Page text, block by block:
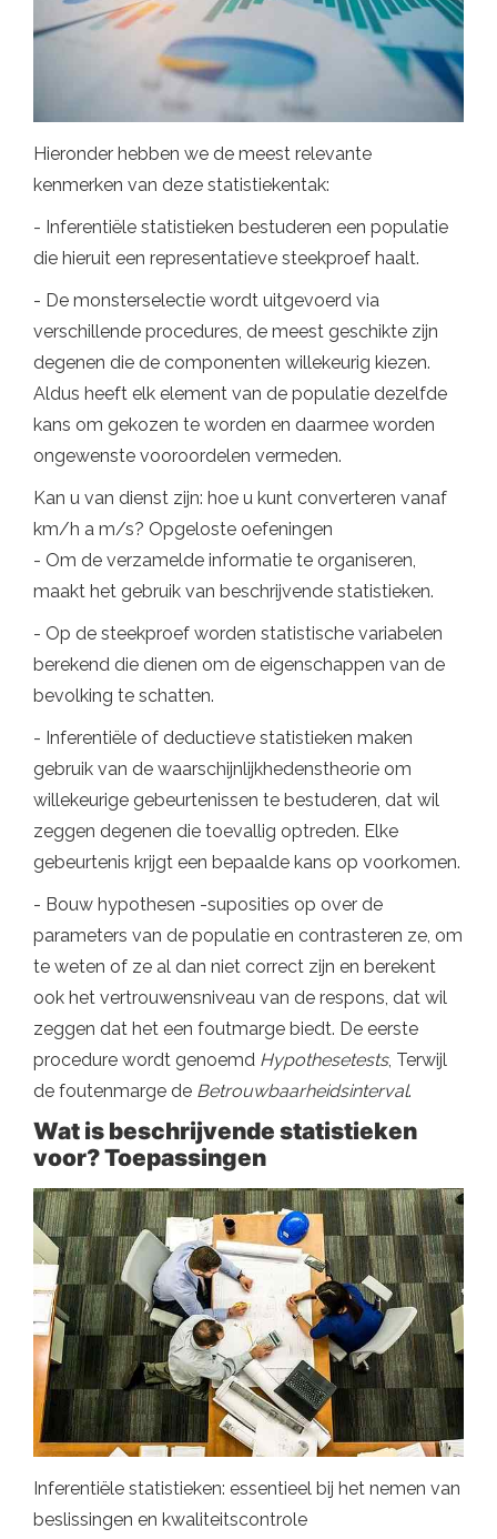
Hieronder hebben we de meest relevante
kenmerken van deze statistiekentak:
- Inferentiële statistieken bestuderen een populatie
die hieruit een representatieve steekproef haalt.
- De monsterselectie wordt uitgevoerd via
verschillende procedures, de meest geschikte zijn
degenen die de componenten willekeurig kiezen.
Aldus heeft elk element van de populatie dezelfde
kans om gekozen te worden en daarmee worden
ongewenste vooroordelen vermeden.
Kan u van dienst zijn: hoe u kunt converteren vanaf
km/h a m/s? Opgeloste oefeningen
- Om de verzamelde informatie te organiseren,
maakt het gebruik van beschrijvende statistieken.
- Op de steekproef worden statistische variabelen
berekend die dienen om de eigenschappen van de
bevolking te schatten.
- Inferentiële of deductieve statistieken maken
gebruik van de waarschijnlijkhedenstheorie om
willekeurige gebeurtenissen te bestuderen, dat wil
zeggen degenen die toevallig optreden. Elke
gebeurtenis krijgt een bepaalde kans op voorkomen.
- Bouw hypothesen -suposities op over de
parameters van de populatie en contrasteren ze, om
te weten of ze al dan niet correct zijn en berekent
ook het vertrouwensniveau van de respons, dat wil
zeggen dat het een foutmarge biedt. De eerste
procedure wordt genoemd Hypothesetests, Terwijl
de foutenmarge de Betrouwbaarheidsinterval.
Wat is beschrijvende statistieken
voor? Toepassingen
Inferentiële statistieken: essentieel bij het nemen van
beslissingen en kwaliteitscontrole